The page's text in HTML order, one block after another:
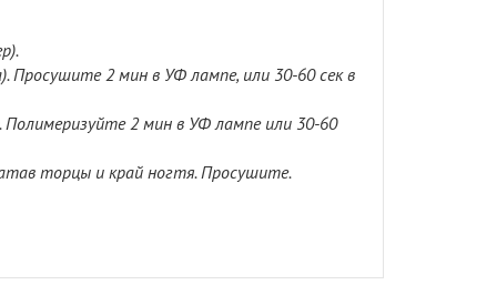
Просушите 2 мин в УФ лампе, или 30-60 сек в
Полимеризуйте 2 мин в УФ лампе или 30-60
торцы и край ногтя. Просушите.